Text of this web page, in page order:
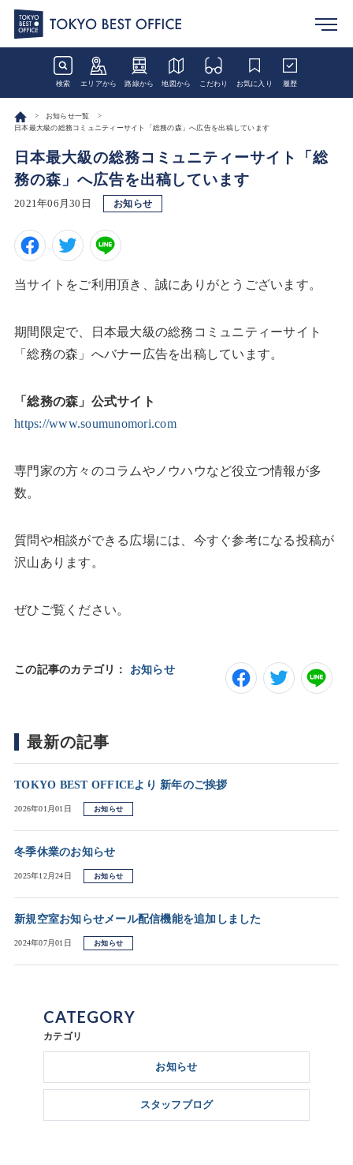
検索 エリアから 路線から 地図から こだわり お気に入り 履歴
お知らせ一覧
日本最大級の総務コミュニティーサイト「総務の森」へ広告を出稿しています
日本最大級の総務コミュニティーサイト「総
務の森」へ広告を出稿しています
2021年06月30日 お知らせ
当サイトをご利用頂き、誠にありがとうございます。
期間限定で、日本最大級の総務コミュニティーサイト
「総務の森」へバナー広告を出稿しています。
「総務の森」公式サイト
https://www.soumunomori.com
専門家の方々のコラムやノウハウなど役立つ情報が多
数。
質問や相談ができる広場には、今すぐ参考になる投稿が
沢山あります。
ぜひご覧ください。
この記事のカテゴリ： お知らせ
最新の記事
TOKYO BEST OFFICEより 新年のご挨拶
2026年01月01日 お知らせ
冬季休業のお知らせ
2025年12月24日 お知らせ
新規空室お知らせメール配信機能を追加しました
2024年07月01日 お知らせ
CATEGORY
カテゴリ
お知らせ
スタッフブログ